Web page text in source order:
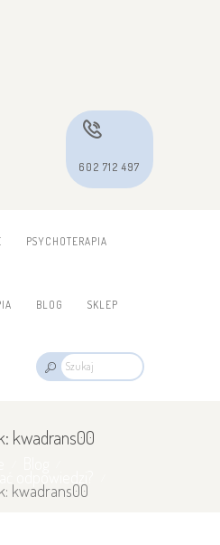
602 712 497
PSYCHOTERAPIA
BLOG SKLEP
kwadrans00
kwadrans00